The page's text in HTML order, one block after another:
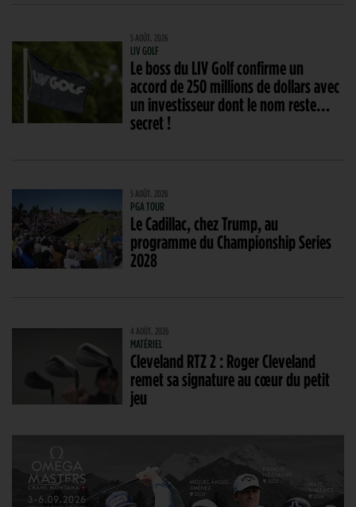
5 AOÛT. 2026
LIV GOLF
Le boss du LIV Golf confirme un
accord de 250 millions de dollars avec
un investisseur dont le nom reste…
secret !
5 AOÛT. 2026
PGA TOUR
Le Cadillac, chez Trump, au
programme du Championship Series
2028
4 AOÛT. 2026
MATÉRIEL
Cleveland RTZ 2 : Roger Cleveland
remet sa signature au cœur du petit
jeu